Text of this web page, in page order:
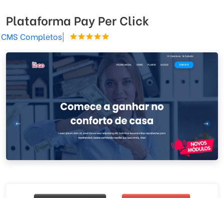
Plataforma Pay Per Click
CMS Completos|